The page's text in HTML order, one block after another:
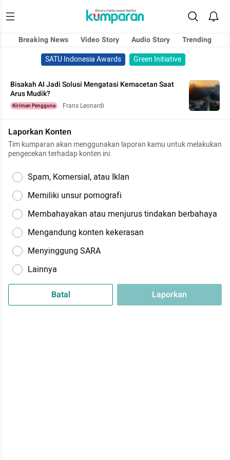
Breaking News Video Story Audio Story
Trending
SATU Indonesia Awards
Green Initiative
Bisakah AI Jadi Solusi Mengatasi Kemacetan Saat
Arus Mudik?
Kiriman Pengguna Frans Leonardi
Laporkan Konten
Tim kumparan akan menggunakan laporan kamu untuk melakukan
pengecekan terhadap konten ini.
Spam, Komersial, atau Iklan
Memiliki unsur pornografi
Membahayakan atau menjurus tindakan berbahaya
Mengandung konten kekerasan
Menyinggung SARA
Lainnya
Batal Laporkan